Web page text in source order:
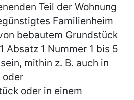
Teil der Wohnung
Familienheim
bebautem Grundstück
Absatz 1 Nummer 1 bis 5
mithin z. B. auch in
oder
oder in einem